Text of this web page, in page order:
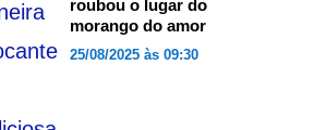
roubou o lugar do
morango do amor
25/08/2025 às 09:30